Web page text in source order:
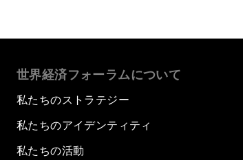
世界経済フォーラムについて
私たちのストラテジー
私たちのアイデンティティ
私たちの活動